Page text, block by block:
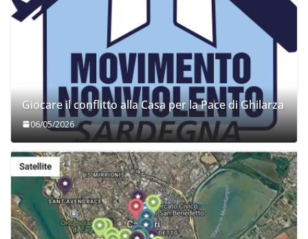
Giocare il conflitto alla Casa per la Pace di Ghilarza
06/05/2026